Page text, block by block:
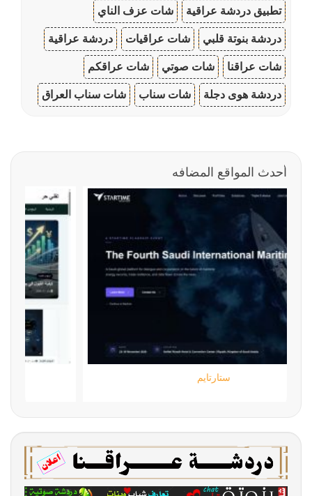
تطبيق دردشة عراقية شات عزف الناي
دردشة بنوتة قلبي شات عراقيات دردشة عراقية
شات عراقنا شات صوتي شات عراقكم
دردشة هوى دجلة شات سناب شات سناب العراق
أحدث المواقع المضافه